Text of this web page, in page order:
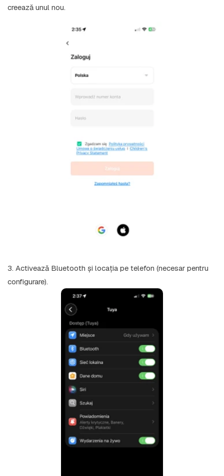
creează unul nou.
3. Activează Bluetooth și locația pe telefon (necesar pentru
configurare).